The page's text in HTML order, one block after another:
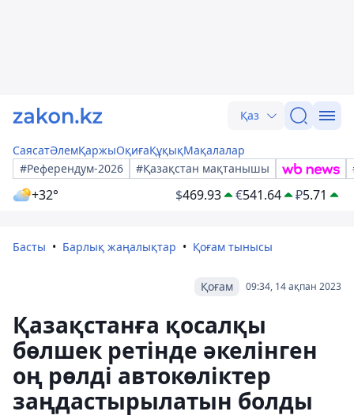
Қаз
СаясатӘлемҚаржыОқиғаҚұқықМақалалар
#Референдум-2026
#Қазақстан мақтанышы
+32° $469.93 €541.64 ₽5.71
Басты Барлық жаңалықтар Қоғам тынысы
09:34, 14 ақпан 2023
Қоғам
Қазақстанға қосалқы
бөлшек ретінде әкелінген
оң рөлді автокөліктер
заңдастырылатын болды